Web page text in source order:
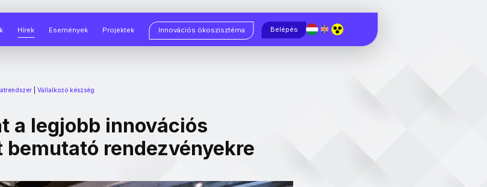
Hírek Események Projektek Innovációs ökoszisztéma Belépés Magyar
English
|Vállalkozó készség
a legjobb innovációs
rendezvényekre